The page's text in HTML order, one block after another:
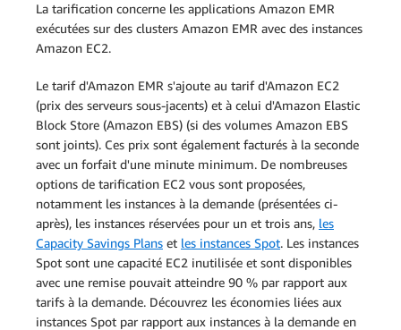
La tarification concerne les applications Amazon EMR
exécutées sur des clusters Amazon EMR avec des instances
Amazon EC2.
Le tarif d'Amazon EMR s'ajoute au tarif d'Amazon EC2
(prix des serveurs sous-jacents) et à celui d'Amazon Elastic
Block Store (Amazon EBS) (si des volumes Amazon EBS
sont joints). Ces prix sont également facturés à la seconde
avec un forfait d'une minute minimum. De nombreuses
options de tarification EC2 vous sont proposées,
notamment les instances à la demande (présentées ci-
après), les instances réservées pour un et trois ans, les
Capacity Savings Plans et les instances Spot. Les instances
Spot sont une capacité EC2 inutilisée et sont disponibles
avec une remise pouvait atteindre 90 % par rapport aux
tarifs à la demande. Découvrez les économies liées aux
instances Spot par rapport aux instances à la demande en